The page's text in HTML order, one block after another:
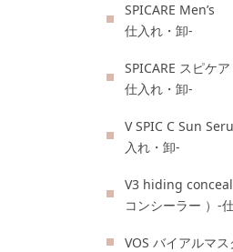
SPICARE Men’s
仕入れ・卸-
SPICARE スピケ
仕入れ・卸-
V SPIC C Sun
入れ・卸-
V3 hiding
コンシーラー ）-
VOS バイアルマ